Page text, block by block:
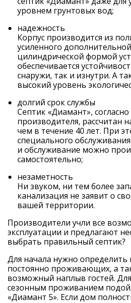
уровнем грунтовых вод;
надежность
Корпус производится из
усиленного
цилиндрической формой
обеспечивается
снаружи, так и изнутри. А
высокий уровень
долгий срок службы
Септик «Диамант»,
производителя, рассчитан
чем в течение 40 лет. При
специального
и обслуживание можно
самостоятельно;
незаметность
Ни звуком, ни тем более
канализация не заявит о
вашей территории.
Производители учли все
эксплуатации и предлагают
выбрать правильный септик?
Для начала нужно определить
постоянно проживающих, а
возможный наплыв гостей.
сезонным проживанием
«Диамант 5». Если дом